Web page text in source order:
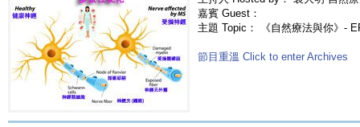
嘉賓 Guest：
主題 Topic： 《自然療法與你》-
節目重溫 Click to enter Archives